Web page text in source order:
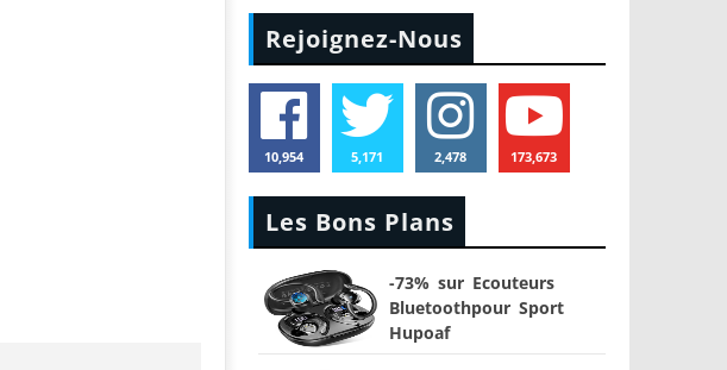
Rejoignez-Nous
10,954 5,171 2,478 173,673
Les Bons Plans
-73% sur Ecouteurs
Bluetoothpour Sport
Hupoaf